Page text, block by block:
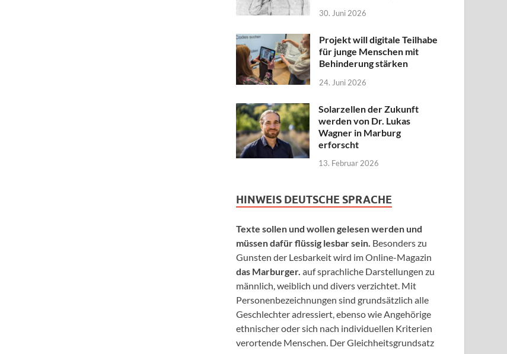
30. Juni 2026
Projekt will digitale Teilhabe
für junge Menschen mit
Behinderung stärken
24. Juni 2026
Solarzellen der Zukunft
werden von Dr. Lukas
Wagner in Marburg
erforscht
13. Februar 2026
HINWEIS DEUTSCHE SPRACHE
Texte sollen und wollen gelesen werden und
müssen dafür flüssig lesbar sein. Besonders zu
Gunsten der Lesbarkeit wird im Online-Magazin
das Marburger. auf sprachliche Darstellungen zu
männlich, weiblich und divers verzichtet. Mit
Personenbezeichnungen sind grundsätzlich alle
Geschlechter adressiert, ebenso wie Angehörige
ethnischer oder sich nach individuellen Kriterien
verortende Menschen. Der Gleichheitsgrundsatz